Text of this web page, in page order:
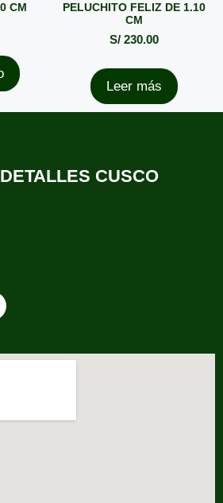
CM
PELUCHITO FELIZ DE 1.10
CM
S/ 230.00
Leer más
CUSCO